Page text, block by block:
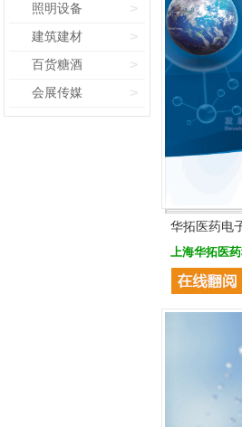
照明设备 >
建筑建材 >
百货糖酒 >
会展传媒 >
华拓医药电
上海华拓医